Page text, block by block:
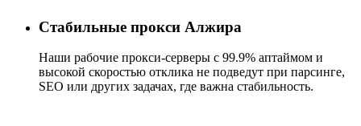
Стабильные прокси Алжира
Наши рабочие прокси-серверы с 99.9% аптаймом и
высокой скоростью отклика не подведут при парсинге,
SEO или других задачах, где важна стабильность.